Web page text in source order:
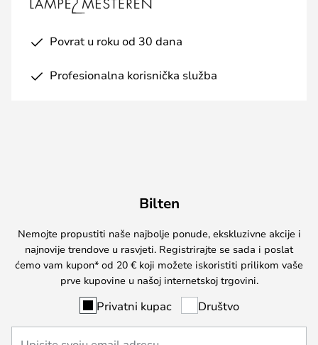
Povrat u roku od 30 dana
Profesionalna korisnička služba
Bilten
Nemojte propustiti naše najbolje ponude, ekskluzivne akcije i
najnovije trendove u rasvjeti. Registrirajte se sada i poslat
ćemo vam kupon* od 20 € koji možete iskoristiti prilikom vaše
prve kupovine u našoj internetskoj trgovini.
Privatni kupac Društvo